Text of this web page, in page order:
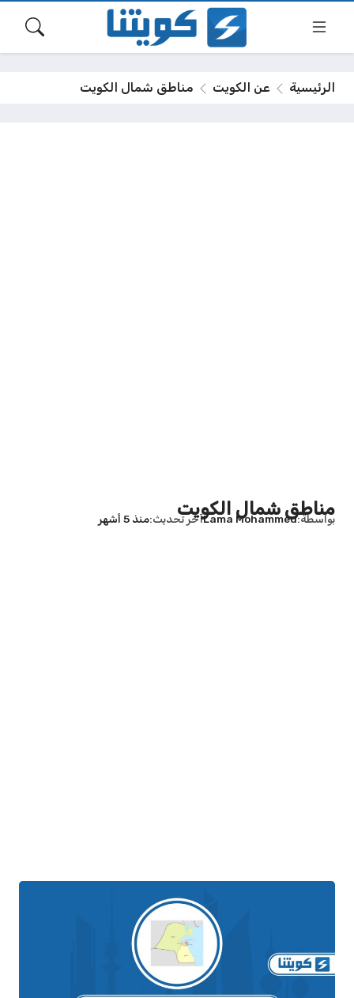
الرئيسية عن الكويت مناطق شمال الكويت
مناطق شمال الكويت
بواسطة Lama Mohammedآخر تحديث منذ 5 أشهر